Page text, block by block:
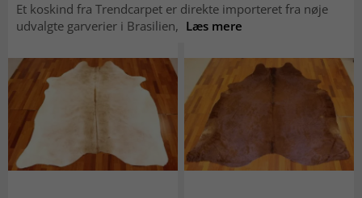
Et koskind fra Trendcarpet er direkte importeret fra nøje
udvalgte garverier i Brasilien, Læs mere